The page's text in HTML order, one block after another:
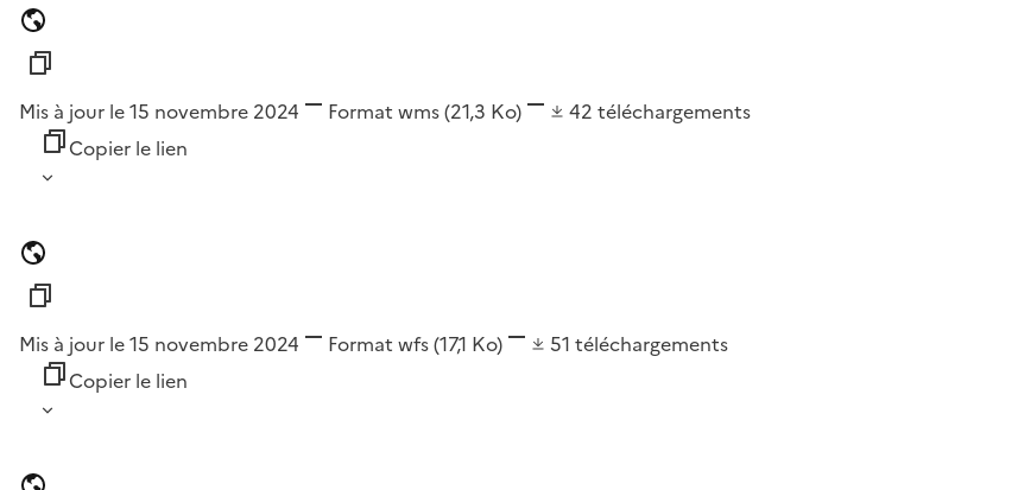
Mis à jour le 15 novembre 2024 Format wms(21,3 Ko) 42 téléchargements
Copier le lien
Mis à jour le 15 novembre 2024 Format wfs(17,1 Ko) 51 téléchargements
Copier le lien